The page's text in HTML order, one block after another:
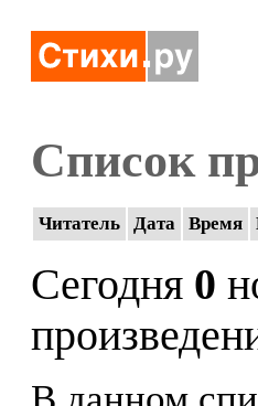
Список
Читатель Дата Время
Сегодня 0